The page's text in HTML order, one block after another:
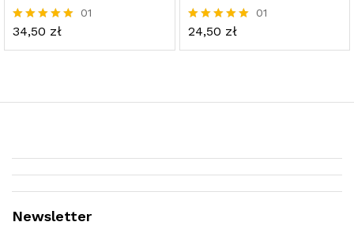
Oceniony
01
34,50 zł
Oceniony
01
24,50 zł
Newsletter